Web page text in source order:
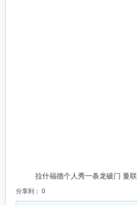
拉什福德个人秀一条龙破门 曼
分享到： 0